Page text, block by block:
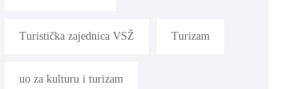
Turistička zajednica VSŽ Turizam
uo za kulturu i turizam